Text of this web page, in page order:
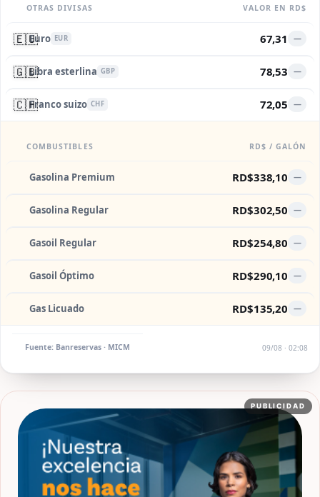
OTRAS DIVISAS VALOR EN RD$
🇪🇺Euro EUR 67,31 —
🇬🇧Libra esterlina GBP 78,53 —
🇨🇭Franco suizo CHF 72,05 —
COMBUSTIBLES RD$ / GALÓN
Gasolina Premium RD$338,10 —
Gasolina Regular RD$302,50 —
Gasoil Regular RD$254,80 —
Gasoil Óptimo RD$290,10 —
Gas Licuado RD$135,20 —
Fuente: Banreservas · MICM 09/08 · 02:08
PUBLICIDAD